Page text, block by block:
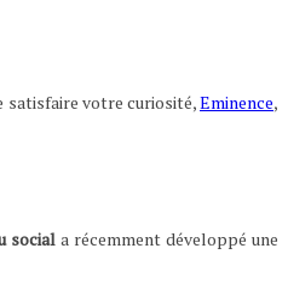
satisfaire votre curiosité,Eminence,
sociala récemment développé une